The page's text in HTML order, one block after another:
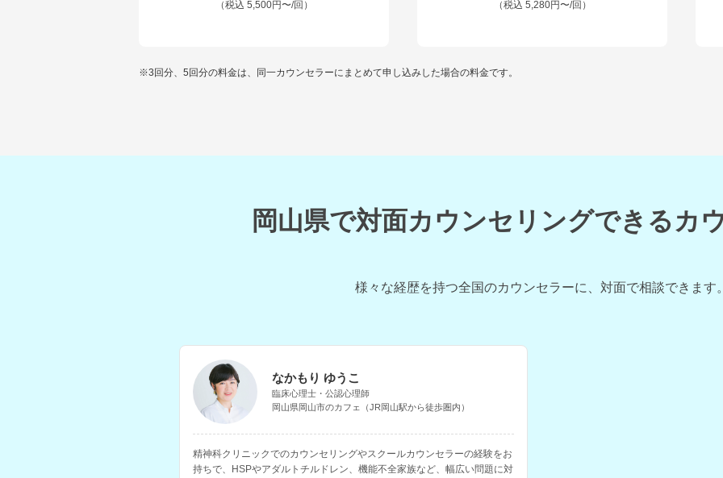
（税込 5,500円〜/回） （税込 5,280円〜/回）
※3回分、5回分の料金は、同一カウンセラーにまとめて申し込みした場合の料金です。
岡山県で対面カウンセリングできるカ
様々な経歴を持つ全国のカウンセラーに、対面で相談できます
なかもり ゆうこ
臨床心理士・公認心理師
岡山県岡山市のカフェ（JR岡山駅から徒歩圏内）
精神科クリニックでのカウンセリングやスクールカウンセラーの経験をお
持ちで、HSPやアダルトチルドレン、機能不全家族など、幅広い問題に対